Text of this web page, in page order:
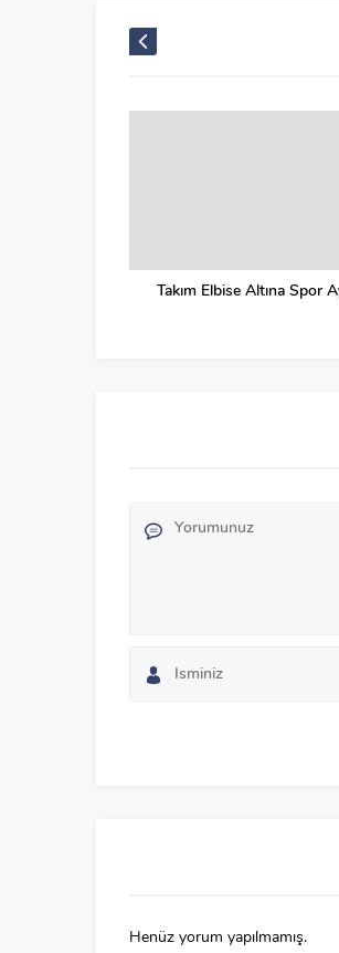
Takım Elbise Altına Spor
Henüz yorum yapılmamış.